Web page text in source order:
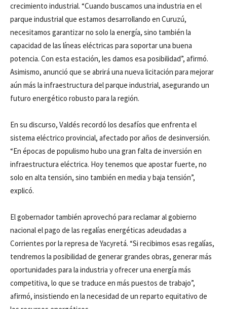
crecimiento industrial. “Cuando buscamos una industria en el
parque industrial que estamos desarrollando en Curuzú,
necesitamos garantizar no solo la energía, sino también la
capacidad de las líneas eléctricas para soportar una buena
potencia. Con esta estación, les damos esa posibilidad”, afirmó.
Asimismo, anunció que se abrirá una nueva licitación para mejorar
aún más la infraestructura del parque industrial, asegurando un
futuro energético robusto para la región.
En su discurso, Valdés recordó los desafíos que enfrenta el
sistema eléctrico provincial, afectado por años de desinversión.
“En épocas de populismo hubo una gran falta de inversión en
infraestructura eléctrica. Hoy tenemos que apostar fuerte, no
solo en alta tensión, sino también en media y baja tensión”,
explicó.
El gobernador también aprovechó para reclamar al gobierno
nacional el pago de las regalías energéticas adeudadas a
Corrientes por la represa de Yacyretá. “Si recibimos esas regalías,
tendremos la posibilidad de generar grandes obras, generar más
oportunidades para la industria y ofrecer una energía más
competitiva, lo que se traduce en más puestos de trabajo”,
afirmó, insistiendo en la necesidad de un reparto equitativo de